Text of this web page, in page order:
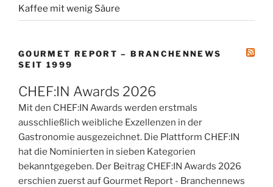
Kaffee mit wenig Säure
GOURMET REPORT – BRANCHENNEWS
SEIT 1999
CHEF:IN Awards 2026
Mit den CHEF:IN Awards werden erstmals
ausschließlich weibliche Exzellenzen in der
Gastronomie ausgezeichnet. Die Plattform CHEF:IN
hat die Nominierten in sieben Kategorien
bekanntgegeben. Der Beitrag CHEF:IN Awards 2026
erschien zuerst auf Gourmet Report - Branchennews